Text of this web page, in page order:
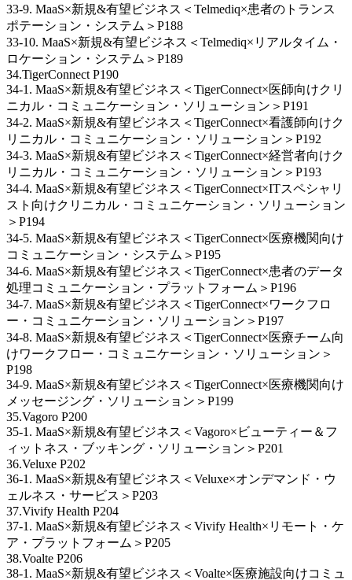
33-9. MaaS×新規&有望ビジネス＜Telmediq×患者のトランス
ポテーション・システム＞P188
33-10. MaaS×新規&有望ビジネス＜Telmediq×リアルタイム・
ロケーション・システム＞P189
34.TigerConnect P190
34-1. MaaS×新規&有望ビジネス＜TigerConnect×医師向けクリ
ニカル・コミュニケーション・ソリューション＞P191
34-2. MaaS×新規&有望ビジネス＜TigerConnect×看護師向けク
リニカル・コミュニケーション・ソリューション＞P192
34-3. MaaS×新規&有望ビジネス＜TigerConnect×経営者向けク
リニカル・コミュニケーション・ソリューション＞P193
34-4. MaaS×新規&有望ビジネス＜TigerConnect×ITスペシャリ
スト向けクリニカル・コミュニケーション・ソリューション
＞P194
34-5. MaaS×新規&有望ビジネス＜TigerConnect×医療機関向け
コミュニケーション・システム＞P195
34-6. MaaS×新規&有望ビジネス＜TigerConnect×患者のデータ
処理コミュニケーション・プラットフォーム＞P196
34-7. MaaS×新規&有望ビジネス＜TigerConnect×ワークフロ
ー・コミュニケーション・ソリューション＞P197
34-8. MaaS×新規&有望ビジネス＜TigerConnect×医療チーム向
けワークフロー・コミュニケーション・ソリューション＞
P198
34-9. MaaS×新規&有望ビジネス＜TigerConnect×医療機関向け
メッセージング・ソリューション＞P199
35.Vagoro P200
35-1. MaaS×新規&有望ビジネス＜Vagoro×ビューティー＆フ
ィットネス・ブッキング・ソリューション＞P201
36.Veluxe P202
36-1. MaaS×新規&有望ビジネス＜Veluxe×オンデマンド・ウ
ェルネス・サービス＞P203
37.Vivify Health P204
37-1. MaaS×新規&有望ビジネス＜Vivify Health×リモート・ケ
ア・プラットフォーム＞P205
38.Voalte P206
38-1. MaaS×新規&有望ビジネス＜Voalte×医療施設向けコミュ